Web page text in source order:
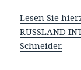
Lesen Sie
RUSSLAND
Schneider.